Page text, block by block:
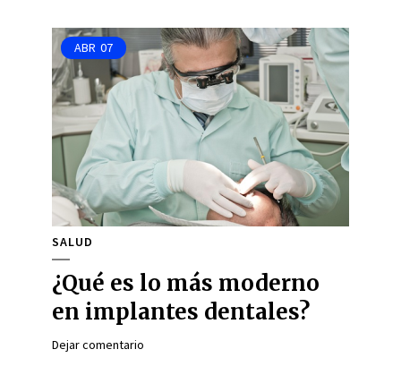
ABR 07
SALUD
¿Qué es lo más moderno
en implantes dentales?
Dejar comentario